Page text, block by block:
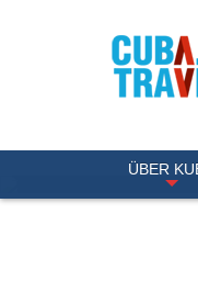
ÜBER